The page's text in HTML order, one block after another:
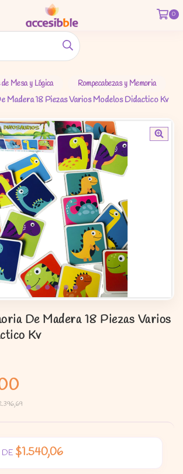
0
de Mesa y Lógica Rompecabezas y Memoria
Madera 18 Piezas Varios Modelos Didactico Kv
De Madera 18 Piezas Varios
Kv
$1.540,06